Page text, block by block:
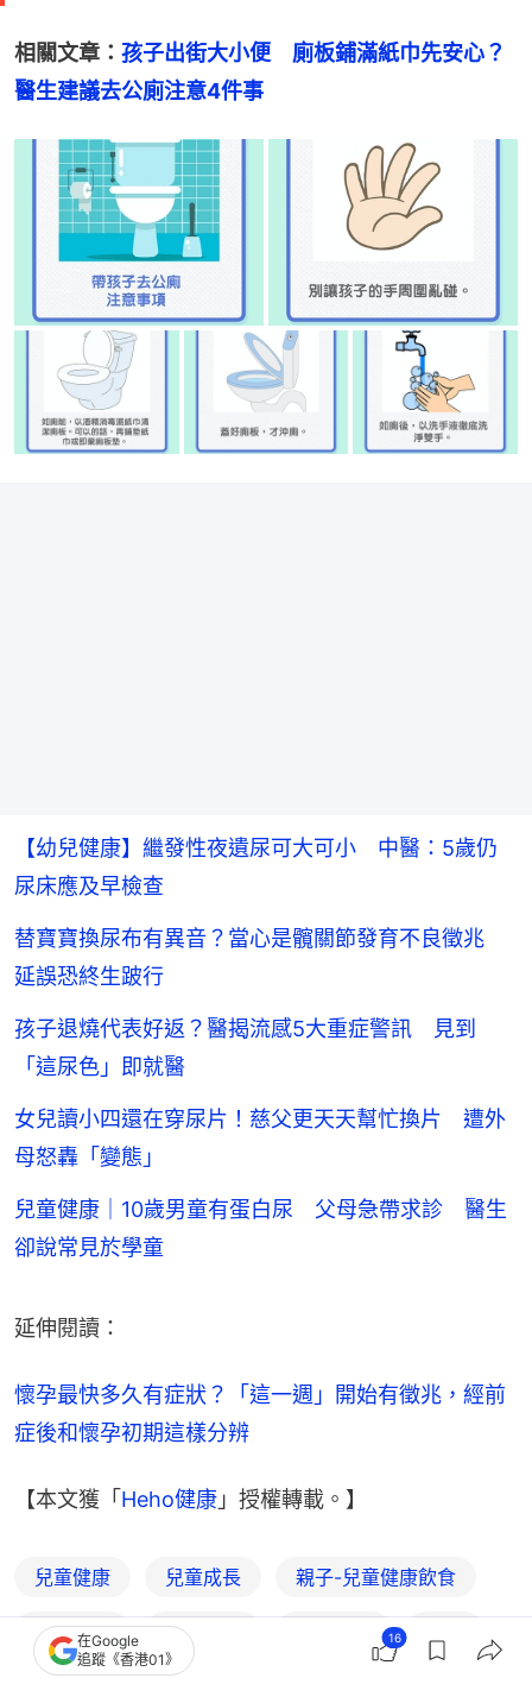
相關文章： 孩子出街大小便　廁板鋪滿紙巾先安心？
醫生建議去公廁注意4件事
【幼兒健康】繼發性夜遺尿可大可小 中醫：5歲仍
尿床應及早檢查
替寶寶換尿布有異音？當心是髖關節發育不良徵兆
延誤恐終生跛行
孩子退燒代表好返？醫揭流感5大重症警訊 見到
「這尿色」即就醫
女兒讀小四還在穿尿片！慈父更天天幫忙換片 遭外
母怒轟「變態」
兒童健康｜10歲男童有蛋白尿 父母急帶求診 醫生
卻說常見於學童
延伸閱讀：
懷孕最快多久有症狀？「這一週」開始有徵兆，經前
症後和懷孕初期這樣分辨
【本文獲「 Heho健康 」授權轉載。】
兒童健康 兒童成長 親子-兒童健康飲食
睡眠品質 優質睡眠
在Google
追蹤《香港01》
16